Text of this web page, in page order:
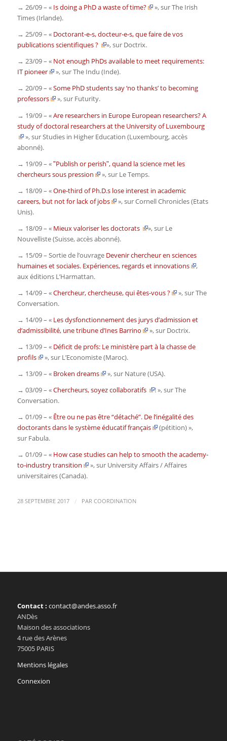
→ 26/09 – « Is doing a PhD a waste of time? », surThe Irish
Times(Irlande).
→ 25/09 – « Doctorant-e-s, docteur-e-s, que faire de vos
publications scientifiques ?
», sur Doctrix.
→ 23/09 – « Not enough PhDs available to meet requirements:
IT pioneer
», surThe Indu (Inde).
→ 20/09 – «Some PhD students say ‘no thanks’ to becoming
professors
», sur Futurity.
→ 19/09 – «Are researchers in Europe European researchers? A
study of doctoral researchers at the University of Luxembourg
», sur Studies in Higher Education(Luxembourg, accès
abonné).
→ 19/09 – «ʺPublish or perishʺ, quand la science met les
chercheurs sous pression
», sur Le Temps.
→ 18/09 – «One-third of Ph.D.s lose interest in academic
careers, but not for lack of jobs
», surCornell Chronicles(Etats
Unis).
→ 18/09 – « Mieux valoriser les doctorats », sur Le
Nouvelliste(Suisse, accès abonné).
→ 15/09 – Sortie de l’ouvrage Devenir chercheur en sciences
humaines et sociales. Expériences, regards et innovations
,
aux éditions L’Harmattan.
→ 14/09 – «Chercheur, chercheuse, qui êtes-vous ? », surThe
Conversation.
→ 14/09 – « Les dysfonctionnement des jurys d’admission et
d’admissibilité, une tribune d’Ines Barrino
», sur Doctrix.
→ 13/09 – « Déficit de profs: Le ministère part à la chasse de
profils
», sur L’Economiste(Maroc).
→ 13/09 – « Broken dreams », sur Nature(USA).
→ 03/09 – «Chercheurs, soyez collaboratifs ! », surThe
Conversation.
→ 01/09 – « Être ou ne pas être “détaché”. De l’inégalité des
doctorants dans le système éducatif français
(pétition) »,
sur Fabula.
→ 01/09 – « How case studies can help to smooth the academy-
to-industry transition
», sur University Affairs / Affaires
universitaires(Canada).
28 SEPTEMBRE 2017 / PAR COORDINATION
Contact : contact@andes.asso.fr
ANDès
Maison des associations
4 rue des Arènes
75005 PARIS
Mentions légales
Connexion